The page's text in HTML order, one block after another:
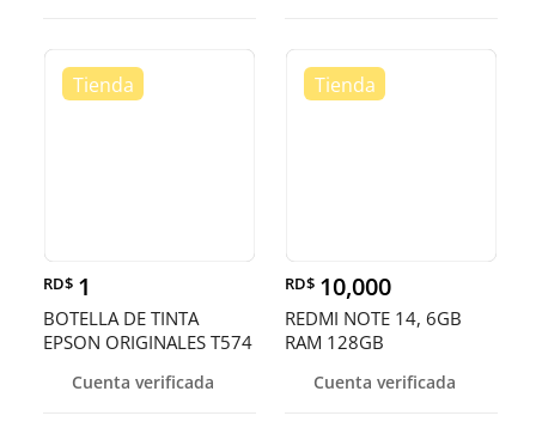
RD$ 1
BOTELLA DE TINTA
EPSON ORIGINALES T574
COLORES,ECOTANK
Cuenta verificada
RD$ 10,000
REDMI NOTE 14, 6GB
RAM 128GB
Cuenta verificada